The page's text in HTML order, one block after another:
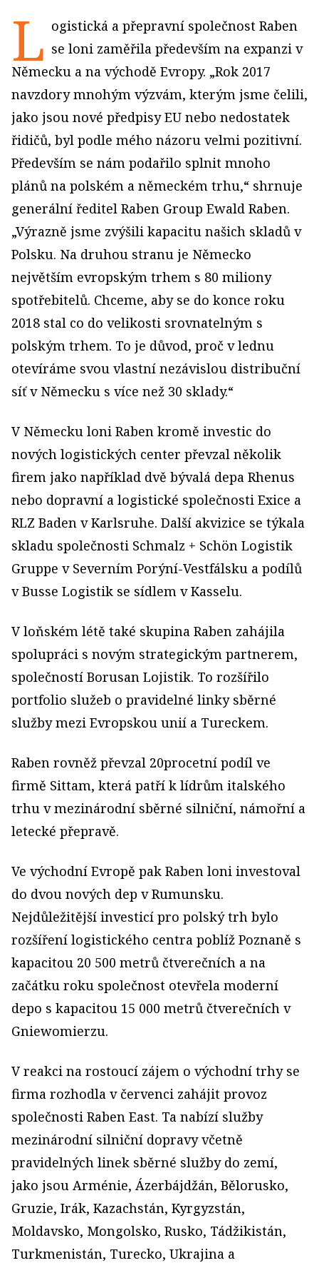
L ogistická a přepravní společnost Raben
se loni zaměřila především na expanzi v
Německu a na východě Evropy. „Rok 2017
navzdory mnohým výzvám, kterým jsme čelili,
jako jsou nové předpisy EU nebo nedostatek
řidičů, byl podle mého názoru velmi pozitivní.
Především se nám podařilo splnit mnoho
plánů na polském a německém trhu,“ shrnuje
generální ředitel Raben Group Ewald Raben.
„Výrazně jsme zvýšili kapacitu našich skladů v
Polsku. Na druhou stranu je Německo
největším evropským trhem s 80 miliony
spotřebitelů. Chceme, aby se do konce roku
2018 stal co do velikosti srovnatelným s
polským trhem. To je důvod, proč v lednu
otevíráme svou vlastní nezávislou distribuční
síť v Německu s více než 30 sklady.“
V Německu loni Raben kromě investic do
nových logistických center převzal několik
firem jako například dvě bývalá depa Rhenus
nebo dopravní a logistické společnosti Exice a
RLZ Baden v Karlsruhe. Další akvizice se týkala
skladu společnosti Schmalz + Schön Logistik
Gruppe v Severním Porýní-Vestfálsku a podílů
v Busse Logistik se sídlem v Kasselu.
V loňském létě také skupina Raben zahájila
spolupráci s novým strategickým partnerem,
společností Borusan Lojistik. To rozšířilo
portfolio služeb o pravidelné linky sběrné
služby mezi Evropskou unií a Tureckem.
Raben rovněž převzal 20procetní podíl ve
firmě Sittam, která patří k lídrům italského
trhu v mezinárodní sběrné silniční, námořní a
letecké přepravě.
Ve východní Evropě pak Raben loni investoval
do dvou nových dep v Rumunsku.
Nejdůležitější investicí pro polský trh bylo
rozšíření logistického centra poblíž Poznaně s
kapacitou 20 500 metrů čtverečních a na
začátku roku společnost otevřela moderní
depo s kapacitou 15 000 metrů čtverečních v
Gniewomierzu.
V reakci na rostoucí zájem o východní trhy se
firma rozhodla v červenci zahájit provoz
společnosti Raben East. Ta nabízí služby
mezinárodní silniční dopravy včetně
pravidelných linek sběrné služby do zemí,
jako jsou Arménie, Ázerbájdžán, Bělorusko,
Gruzie, Irák, Kazachstán, Kyrgyzstán,
Moldavsko, Mongolsko, Rusko, Tádžikistán,
Turkmenistán, Turecko, Ukrajina a